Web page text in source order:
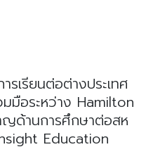
เรียนต่อต่างประเทศ
มือระหว่าง Hamilton
ด้านการศึกษาต่อสห
Education